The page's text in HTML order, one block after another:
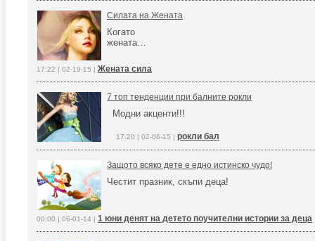
Силата на Жената
Когато
жената…
17:22 | 02-19-15 | Жената сила
7 топ тенденции при балните рокли
Модни акценти!!!
17:20 | 02-06-15 | рокли бал
Защото всяко дете е едно истинско чудо!
Честит празник, скъпи деца!
00:00 | 06-01-14 | 1 юни денят на детето поучителни истории за деца